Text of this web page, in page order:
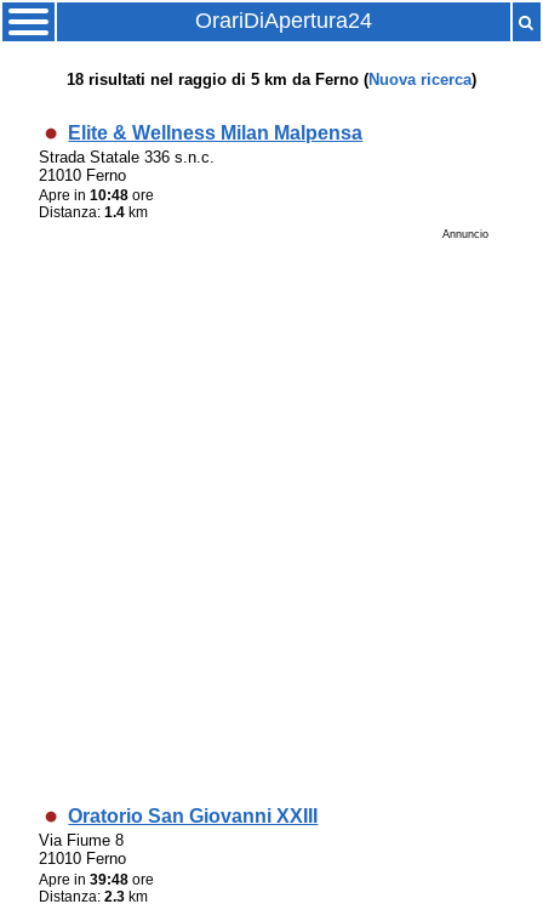
OrariDiApertura24
18 risultati nel raggio di 5 km da Ferno (Nuova ricerca)
Elite & Wellness Milan Malpensa
Strada Statale 336 s.n.c.
21010 Ferno
Apre in10:48 ore
Distanza:1.4 km
Annuncio
Oratorio San Giovanni XXIII
Via Fiume 8
21010 Ferno
Apre in39:48 ore
Distanza:2.3 km